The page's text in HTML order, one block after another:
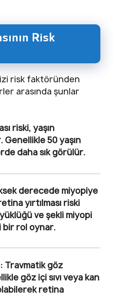
Risk
risk faktöründen
arasında şunlar
riski, yaşın
50 yaşın
daha sık görülür.
derecede miyopiye
yırtılması riski
ve şekli miyopi
bir rol oynar.
Travmatik göz
göz içi sıvı veya kan
retina